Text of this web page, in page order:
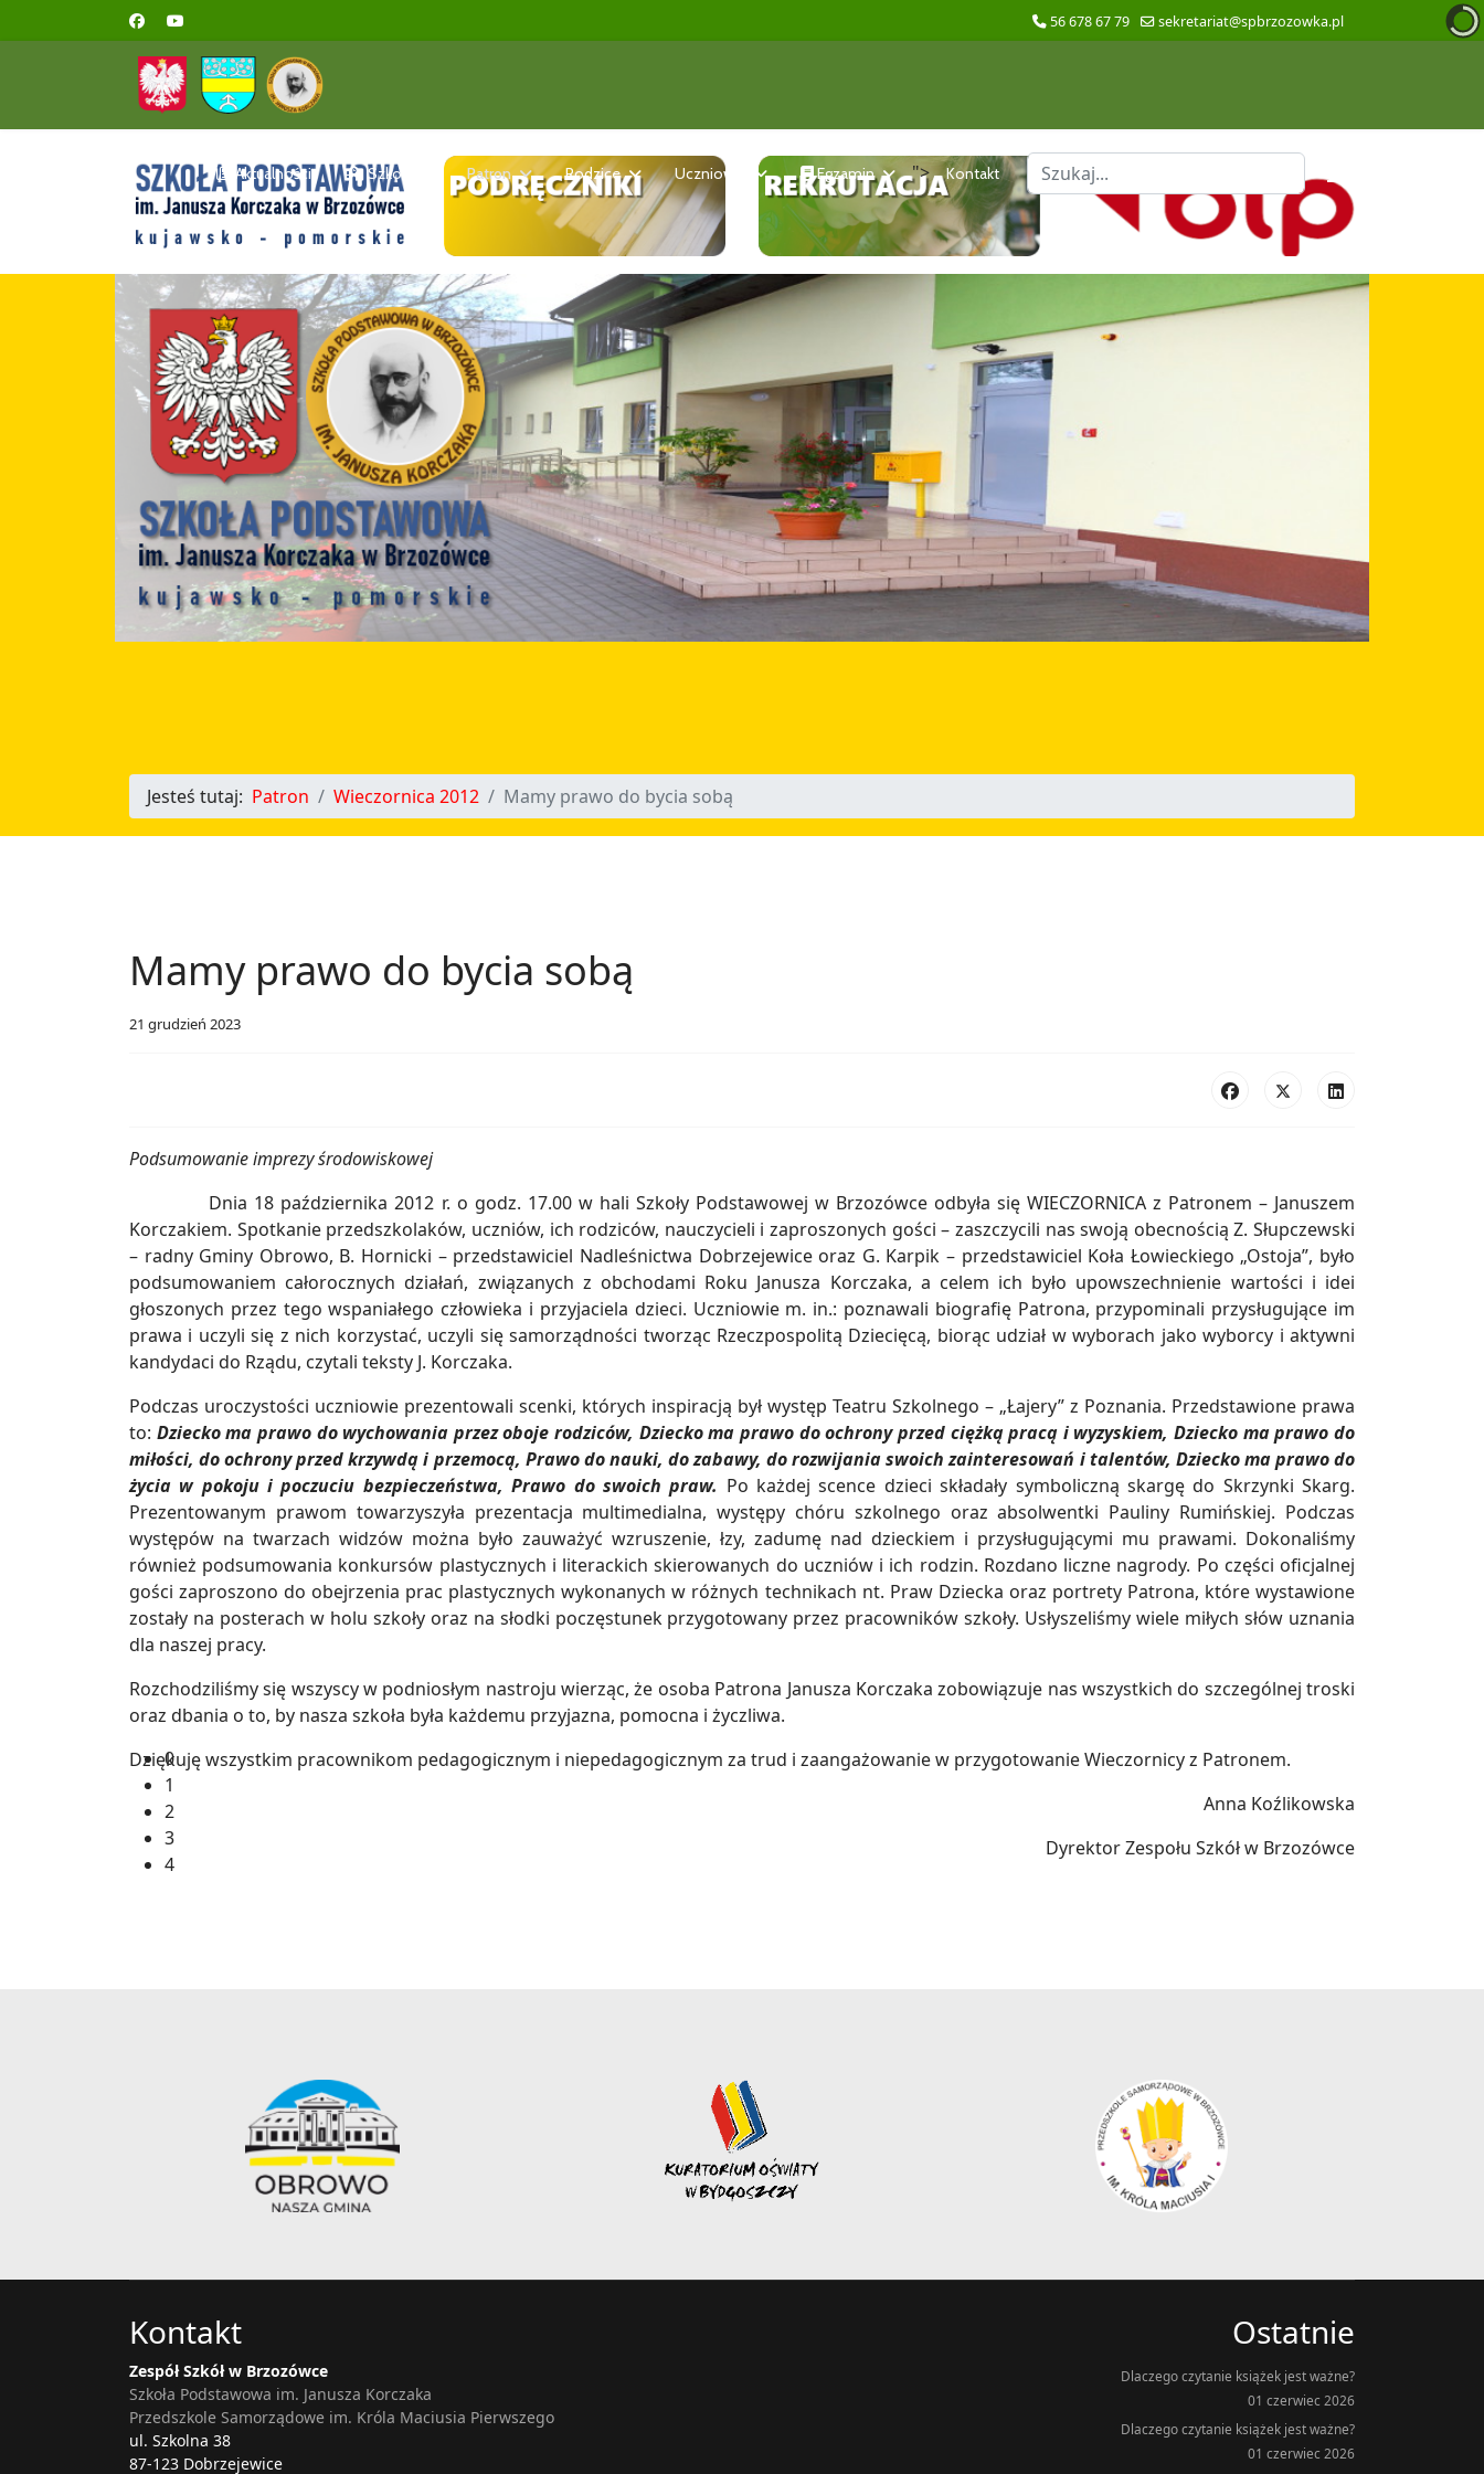
56 678 67 79 sekretariat@spbrzozowka.pl
Aktualności Szkoła Patron Rodzice Uczniowie Egzamin "> Kontakt Szukaj
0
1
2
3
4
Jesteś tutaj: Patron Wieczornica 2012 Mamy prawo do bycia sobą
Mamy prawo do bycia sobą
21 grudzień 2023
Podsumowanie imprezy środowiskowej
Dnia 18 października 2012 r. o godz. 17.00 w hali Szkoły Podstawowej w Brzozówce odbyła się WIECZORNICA z Patronem – Januszem
Korczakiem. Spotkanie przedszkolaków, uczniów, ich rodziców, nauczycieli i zaproszonych gości – zaszczycili nas swoją obecnością Z. Słupczewski
– radny Gminy Obrowo, B. Hornicki – przedstawiciel Nadleśnictwa Dobrzejewice oraz G. Karpik – przedstawiciel Koła Łowieckiego „Ostoja”, było
podsumowaniem całorocznych działań, związanych z obchodami Roku Janusza Korczaka, a celem ich było upowszechnienie wartości i idei
głoszonych przez tego wspaniałego człowieka i przyjaciela dzieci. Uczniowie m. in.: poznawali biografię Patrona, przypominali przysługujące im
prawa i uczyli się z nich korzystać, uczyli się samorządności tworząc Rzeczpospolitą Dziecięcą, biorąc udział w wyborach jako wyborcy i aktywni
kandydaci do Rządu, czytali teksty J. Korczaka.
Podczas uroczystości uczniowie prezentowali scenki, których inspiracją był występ Teatru Szkolnego – „Łajery” z Poznania. Przedstawione prawa
to: Dziecko ma prawo do wychowania przez oboje rodziców, Dziecko ma prawo do ochrony przed ciężką pracą i wyzyskiem, Dziecko ma prawo do
miłości, do ochrony przed krzywdą i przemocą, Prawo do nauki, do zabawy, do rozwijania swoich zainteresowań i talentów, Dziecko ma prawo do
życia w pokoju i poczuciu bezpieczeństwa, Prawo do swoich praw. Po każdej scence dzieci składały symboliczną skargę do Skrzynki Skarg.
Prezentowanym prawom towarzyszyła prezentacja multimedialna, występy chóru szkolnego oraz absolwentki Pauliny Rumińskiej. Podczas
występów na twarzach widzów można było zauważyć wzruszenie, łzy, zadumę nad dzieckiem i przysługującymi mu prawami. Dokonaliśmy
również podsumowania konkursów plastycznych i literackich skierowanych do uczniów i ich rodzin. Rozdano liczne nagrody. Po części oficjalnej
gości zaproszono do obejrzenia prac plastycznych wykonanych w różnych technikach nt. Praw Dziecka oraz portrety Patrona, które wystawione
zostały na posterach w holu szkoły oraz na słodki poczęstunek przygotowany przez pracowników szkoły. Usłyszeliśmy wiele miłych słów uznania
dla naszej pracy.
Rozchodziliśmy się wszyscy w podniosłym nastroju wierząc, że osoba Patrona Janusza Korczaka zobowiązuje nas wszystkich do szczególnej troski
oraz dbania o to, by nasza szkoła była każdemu przyjazna, pomocna i życzliwa.
Dziękuję wszystkim pracownikom pedagogicznym i niepedagogicznym za trud i zaangażowanie w przygotowanie Wieczornicy z Patronem.
Anna Koźlikowska
Dyrektor Zespołu Szkół w Brzozówce
Kontakt
Zespół Szkół w Brzozówce
Szkoła Podstawowa im. Janusza Korczaka
Przedszkole Samorządowe im. Króla Maciusia Pierwszego
ul. Szkolna 38
87-123 Dobrzejewice
Ostatnie
Dlaczego czytanie książek jest ważne?
01 czerwiec 2026
Dlaczego czytanie książek jest ważne?
01 czerwiec 2026